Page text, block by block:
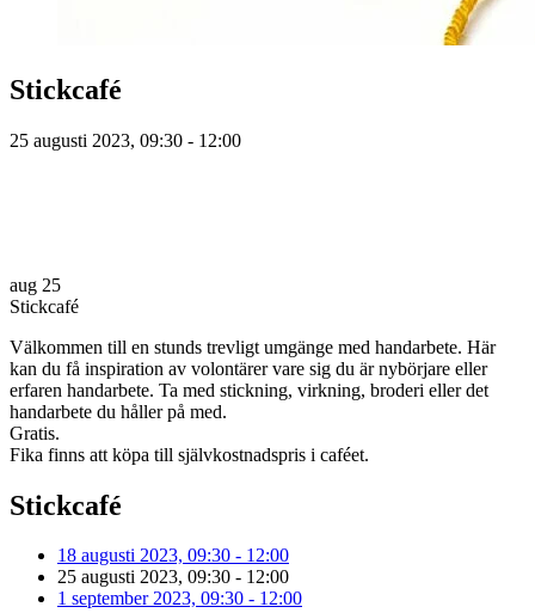
Stickcafé
25 augusti 2023, 09:30 - 12:00
aug 25
Stickcafé
Välkommen till en stunds trevligt umgänge med handarbete. Här
kan du få inspiration av volontärer vare sig du är nybörjare eller
erfaren handarbete. Ta med stickning, virkning, broderi eller det
handarbete du håller på med.
Gratis.
Fika finns att köpa till självkostnadspris i caféet.
Stickcafé
18 augusti 2023, 09:30 - 12:00
25 augusti 2023, 09:30 - 12:00
1 september 2023, 09:30 - 12:00